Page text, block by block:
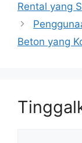
Rental yang
Beton yang